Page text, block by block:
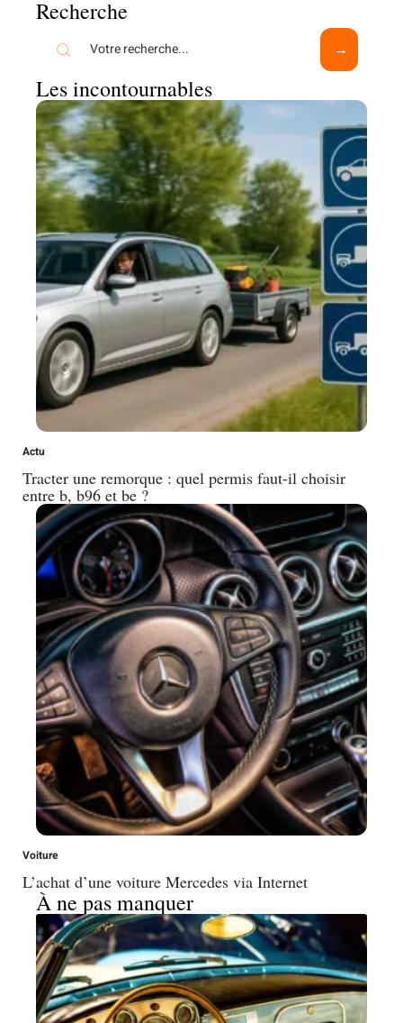
Recherche
Les incontournables
Actu
Tracter une remorque : quel permis faut-il choisir
entre b, b96 et be ?
Voiture
L’achat d’une voiture Mercedes via Internet
À ne pas manquer